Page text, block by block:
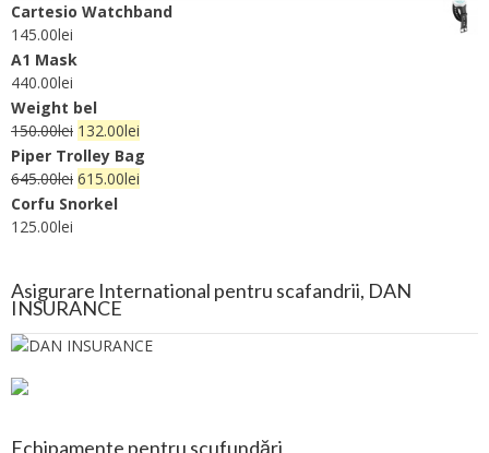
Cartesio Watchband
145.00lei
A1 Mask
440.00lei
Weight bel
150.00lei 132.00lei
Piper Trolley Bag
645.00lei 615.00lei
Corfu Snorkel
125.00lei
Asigurare International pentru scafandrii, DAN
INSURANCE
Echipamente pentru scufundări